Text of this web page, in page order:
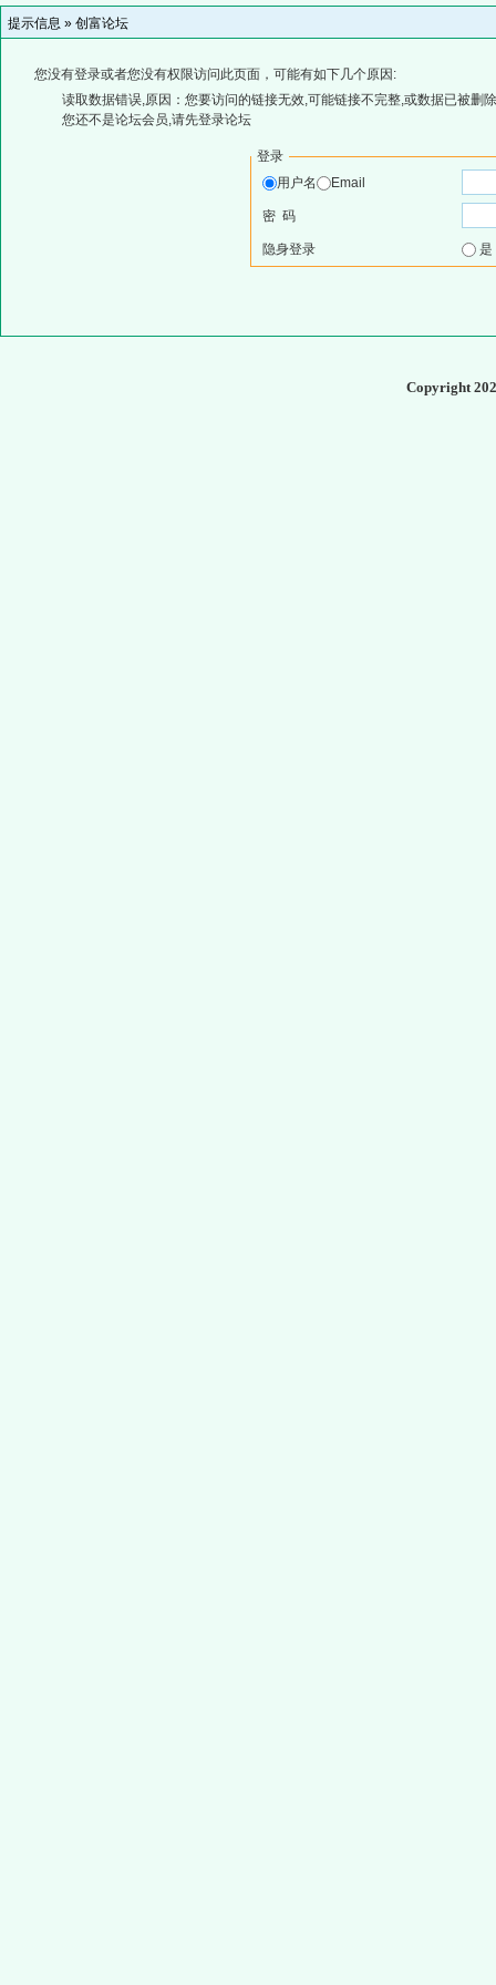
提示信息 » 创富论坛
您没有登录或者您没有权限访问此页面，可能有如下几个原因:
读取数据错误,原因：您要访问的链接无效,可能链接不完整,或数据已被删
您还不是论坛会员,请先登录论坛
登录
用户名
Email
密 码
隐身登录
Copyright